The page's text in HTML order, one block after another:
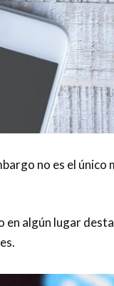
no es el único
algún lugar